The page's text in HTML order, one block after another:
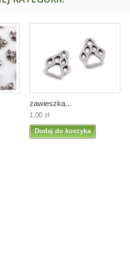
zawieszka...
1,00 zł
Dodaj do koszyka